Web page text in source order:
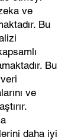
ve
Bu
Bu
ve
daha iyi